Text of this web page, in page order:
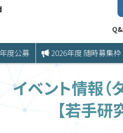
度公募 2026年度 随時募集枠
イベント情報（
【若手研